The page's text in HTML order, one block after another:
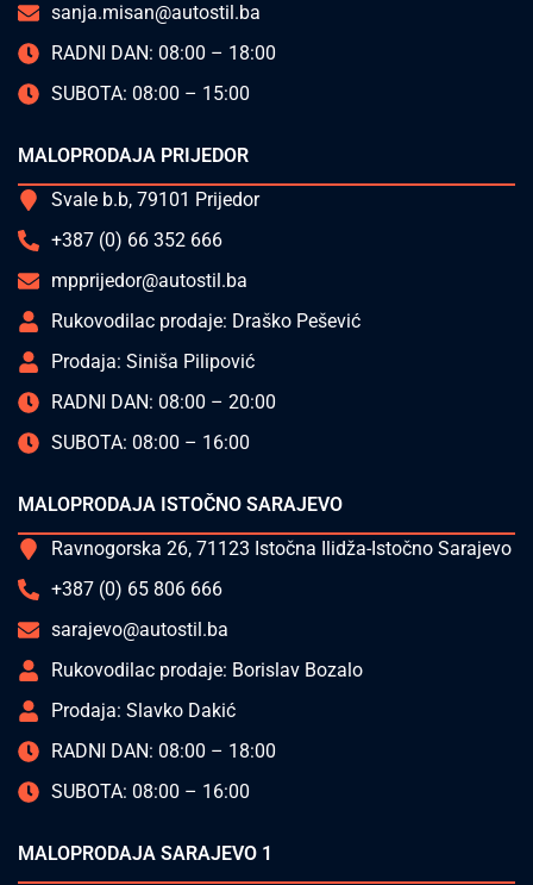
sanja.misan@autostil.ba
RADNI DAN: 08:00 – 18:00
SUBOTA: 08:00 – 15:00
MALOPRODAJA PRIJEDOR
Svale b.b, 79101 Prijedor
+387 (0) 66 352 666
mpprijedor@autostil.ba
Rukovodilac prodaje: Draško Pešević
Prodaja: Siniša Pilipović
RADNI DAN: 08:00 – 20:00
SUBOTA: 08:00 – 16:00
MALOPRODAJA ISTOČNO SARAJEVO
Ravnogorska 26, 71123 Istočna Ilidža-Istočno Sarajevo
+387 (0) 65 806 666
sarajevo@autostil.ba
Rukovodilac prodaje: Borislav Bozalo
Prodaja: Slavko Dakić
RADNI DAN: 08:00 – 18:00
SUBOTA: 08:00 – 16:00
MALOPRODAJA SARAJEVO 1